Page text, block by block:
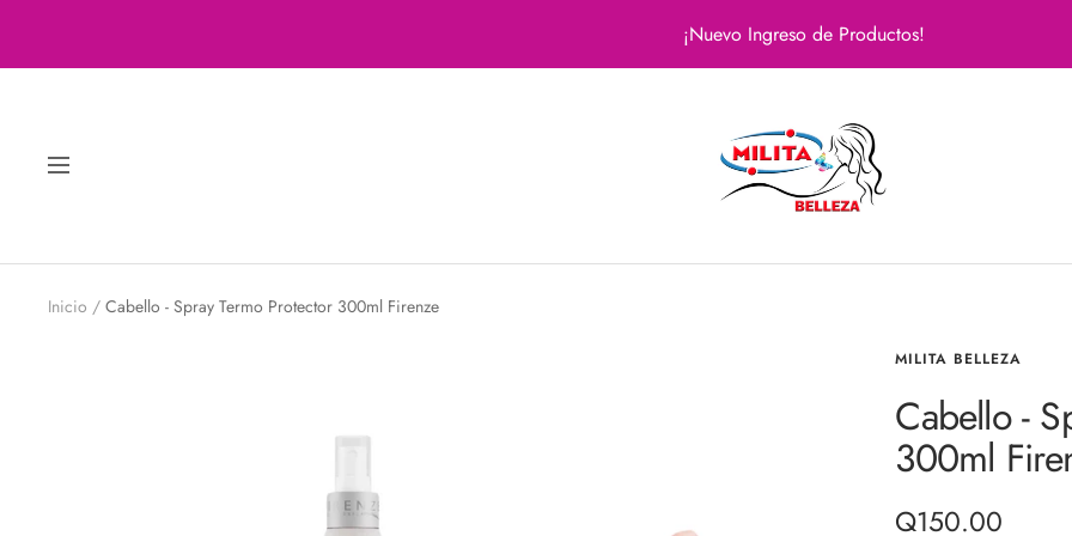
¡Nuevo Ingreso de Productos!
Navigación
Belleza
Inicio Cabello - Spray Termo Protector 300ml Firenze
MILITA BELLEZA
Cabello -
300ml
Precio
Q150.00